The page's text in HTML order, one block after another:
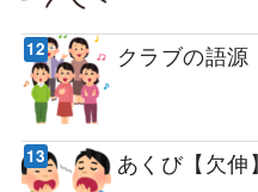
クラブの語源
あくび【欠伸